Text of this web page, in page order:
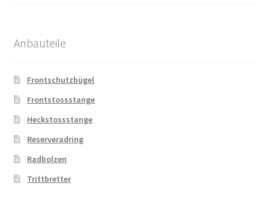
Anbauteile
Frontschutzbügel
Frontstossstange
Heckstossstange
Reserveradring
Radbolzen
Trittbretter